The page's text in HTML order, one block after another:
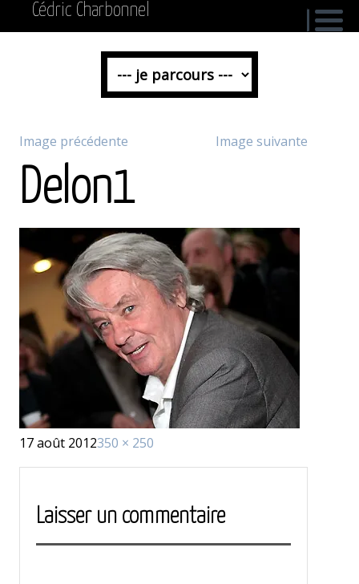
Cédric Charbonnel
Image précédente Image suivante
Delon1
Publié
17 août 2012Taille
350 × 250
Laisser un commentaire